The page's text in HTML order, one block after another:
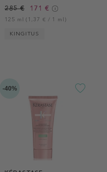
285 € 171 €
125 ml (1,37 € / 1 ml)
KINGITUS
-40%